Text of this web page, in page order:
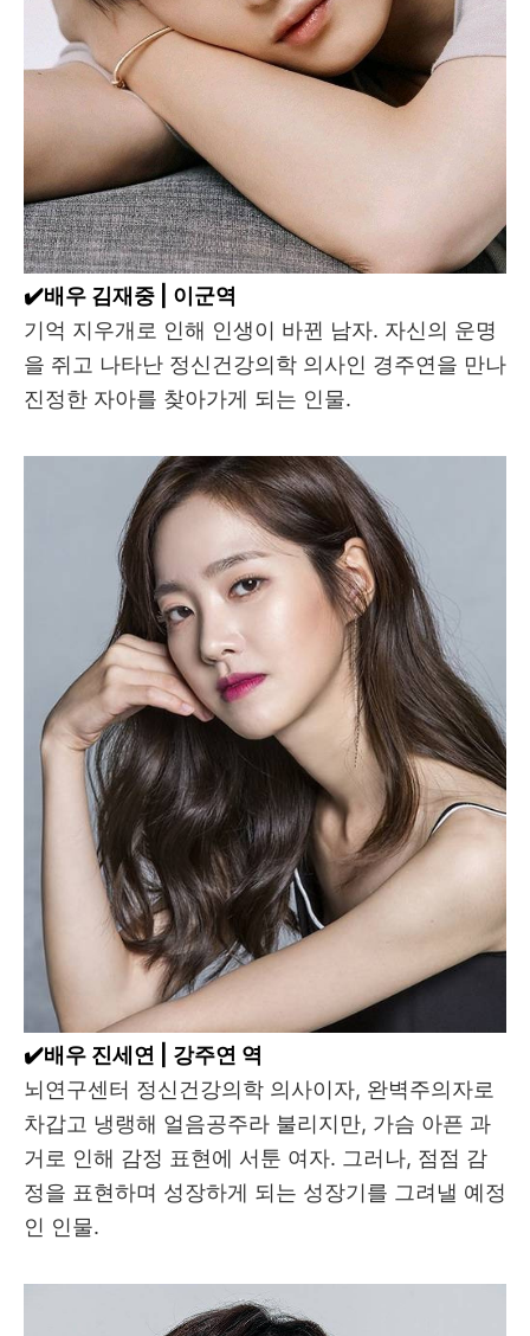
✔️배우 김재중 | 이군역
기억 지우개로 인해 인생이 바뀐 남자. 자신의 운명
을 쥐고 나타난 정신건강의학 의사인 경주연을 만나
진정한 자아를 찾아가게 되는 인물.
✔️배우 진세연 | 강주연 역
뇌연구센터 정신건강의학 의사이자, 완벽주의자로
차갑고 냉랭해 얼음공주라 불리지만, 가슴 아픈 과
거로 인해 감정 표현에 서툰 여자. 그러나, 점점 감
정을 표현하며 성장하게 되는 성장기를 그려낼 예정
인 인물.